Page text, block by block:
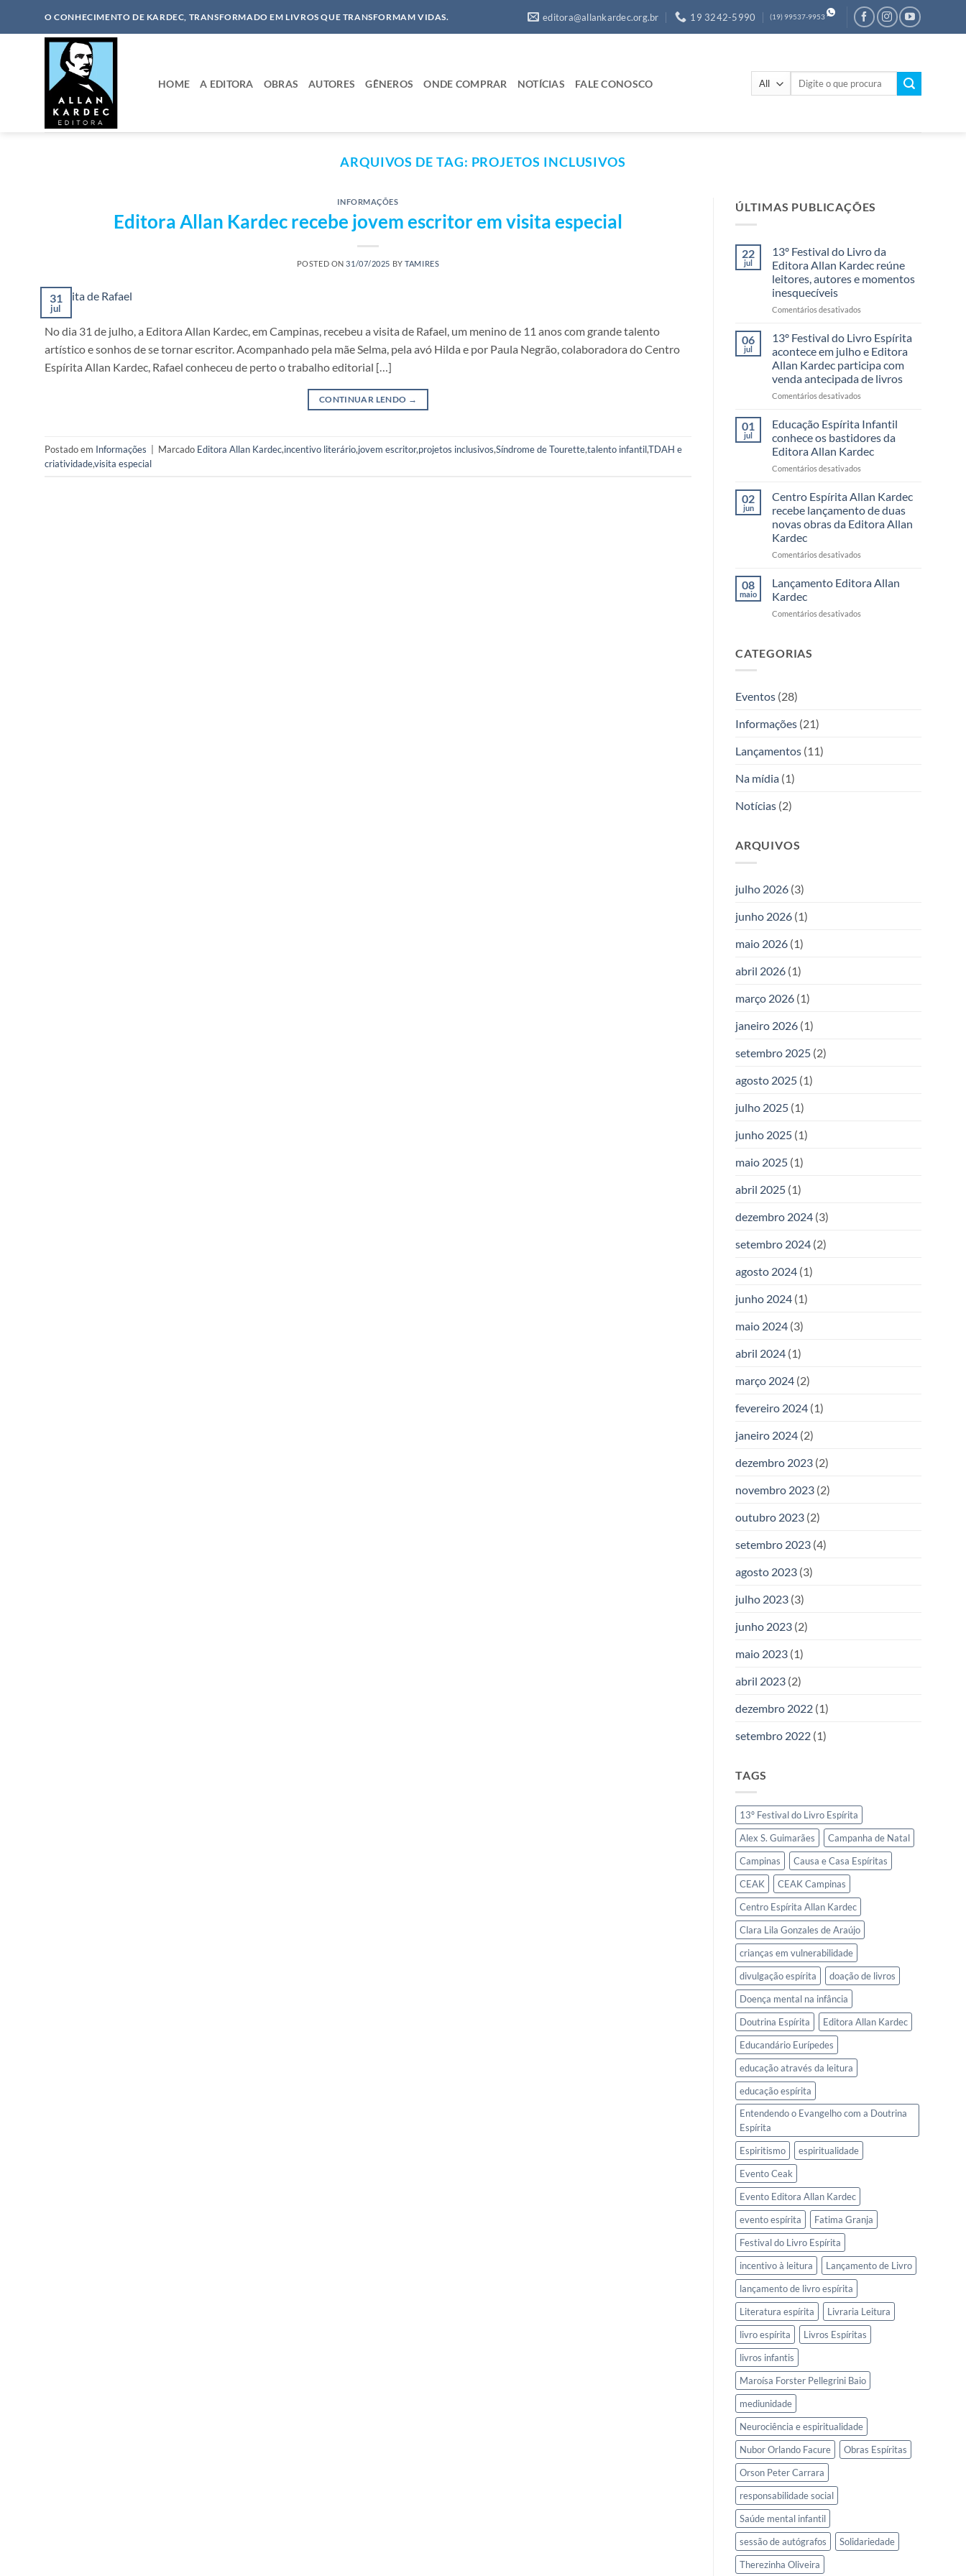
O CONHECIMENTO DE KARDEC, TRANSFORMADO EM LIVROS QUE TRANSFORMAM VIDAS. editora@allankardec.org.br 19 3242-5990 (19) 99537-9953
HOME A EDITORA OBRAS AUTORES GÊNEROS ONDE COMPRAR NOTÍCIAS FALE CONOSCO
Pesquisar
ARQUIVOS DE TAG: PROJETOS INCLUSIVOS
INFORMAÇÕES
Editora Allan Kardec recebe jovem escritor em visita especial
POSTED ON31/07/2025 BYTAMIRES
31
jul
No dia 31 de julho, a Editora Allan Kardec, em Campinas, recebeu a visita de Rafael, um menino de 11 anos com grande talento
artístico e sonhos de se tornar escritor. Acompanhado pela mãe Selma, pela avó Hilda e por Paula Negrão, colaboradora do Centro
Espírita Allan Kardec, Rafael conheceu de perto o trabalho editorial […]
CONTINUAR LENDO →
Postado em Informações Marcado Editora Allan Kardec,incentivo literário,jovem escritor,projetos inclusivos,Síndrome de Tourette,talento infantil,TDAH e
criatividade,visita especial
ÚLTIMAS PUBLICAÇÕES
22
jul
13º Festival do Livro da
Editora Allan Kardec reúne
leitores, autores e momentos
inesquecíveis
Comentários desativados
Festival
do
Livro
da
Editora
reúne
leitores,
autores
e
06
jul
13º Festival do Livro Espírita
acontece em julho e Editora
Allan Kardec participa com
venda antecipada de livros
Comentários desativados
Festival
do
Livro
Espírita
acontece
julho
Editora
Allan
venda
antecipada
livros
01
jul
Educação Espírita Infantil
conhece os bastidores da
Editora Allan Kardec
Comentários desativados
Espírita
Infantil
conhece
os
Allan
Kardec
02
jun
Centro Espírita Allan Kardec
recebe lançamento de duas
novas obras da Editora Allan
Kardec
Comentários desativados
Espírita
Allan
recebe
08
maio
Lançamento Editora Allan
Kardec
Comentários desativados
CATEGORIAS
Eventos (28)
Informações (21)
Lançamentos (11)
Na mídia (1)
Notícias (2)
ARQUIVOS
julho 2026 (3)
junho 2026 (1)
maio 2026 (1)
abril 2026 (1)
março 2026 (1)
janeiro 2026 (1)
setembro 2025 (2)
agosto 2025 (1)
julho 2025 (1)
junho 2025 (1)
maio 2025 (1)
abril 2025 (1)
dezembro 2024 (3)
setembro 2024 (2)
agosto 2024 (1)
junho 2024 (1)
maio 2024 (3)
abril 2024 (1)
março 2024 (2)
fevereiro 2024 (1)
janeiro 2024 (2)
dezembro 2023 (2)
novembro 2023 (2)
outubro 2023 (2)
setembro 2023 (4)
agosto 2023 (3)
julho 2023 (3)
junho 2023 (2)
maio 2023 (1)
abril 2023 (2)
dezembro 2022 (1)
setembro 2022 (1)
TAGS
13º Festival do Livro Espírita
Alex S. Guimarães
Campanha de Natal
Campinas
Causa e Casa Espíritas
CEAK
CEAK Campinas
Centro Espírita Allan Kardec
Clara Lila Gonzales de Araújo
crianças em vulnerabilidade
divulgação espírita
doação de livros
Doença mental na infância
Doutrina Espírita
Editora Allan Kardec
Educandário Eurípedes
educação através da leitura
educação espírita
Entendendo o Evangelho com a Doutrina
Espírita
Espiritismo
espiritualidade
Evento Ceak
Evento Editora Allan Kardec
evento espírita
Fatima Granja
Festival do Livro Espírita
incentivo à leitura
Lançamento de Livro
lançamento de livro espírita
Literatura espírita
Livraria Leitura
livro espírita
Livros Espíritas
livros infantis
Maroísa Forster Pellegrini Baio
mediunidade
Neurociência e espiritualidade
Nubor Orlando Facure
Obras Espíritas
Orson Peter Carrara
responsabilidade social
Saúde mental infantil
sessão de autógrafos
Solidariedade
Therezinha Oliveira